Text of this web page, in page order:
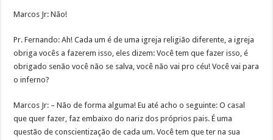
Marcos Jr: Não!
Pr. Fernando: Ah! Cada um é de uma igreja religião diferente, a igreja
obriga vocês a fazerem isso, eles dizem: Você tem que fazer isso, é
obrigado senão você não se salva, você não vai pro céu! Você vai para
o inferno?
Marcos Jr: – Não de forma alguma! Eu até acho o seguinte: O casal
que quer fazer, faz embaixo do nariz dos próprios pais. É uma
questão de conscientização de cada um. Você tem que ter na sua